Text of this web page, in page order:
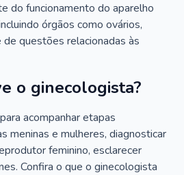
do funcionamento do aparelho
órgãos como ovários,
de questões relacionadas às
o ginecologista?
acompanhar etapas
meninas e mulheres, diagnosticar
feminino, esclarecer
Confira o que o ginecologista